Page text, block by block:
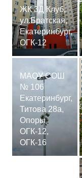
ЖК 3Д Клуб,
ул.Братская,
Екатеринбург,
ОГК-12
МАОУ СОШ
№ 106
Екатеринбург,
Титова 28а,
Опоры
ОГК-12,
ОГК-16